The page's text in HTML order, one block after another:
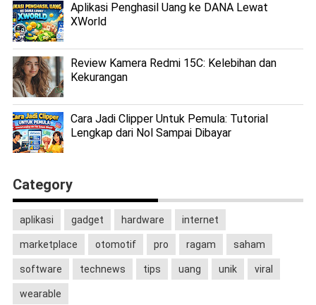
Aplikasi Penghasil Uang ke DANA Lewat
XWorld
Review Kamera Redmi 15C: Kelebihan dan
Kekurangan
Cara Jadi Clipper Untuk Pemula: Tutorial
Lengkap dari Nol Sampai Dibayar
Category
aplikasi gadget hardware internet
marketplace otomotif pro ragam saham
software technews tips uang unik viral
wearable